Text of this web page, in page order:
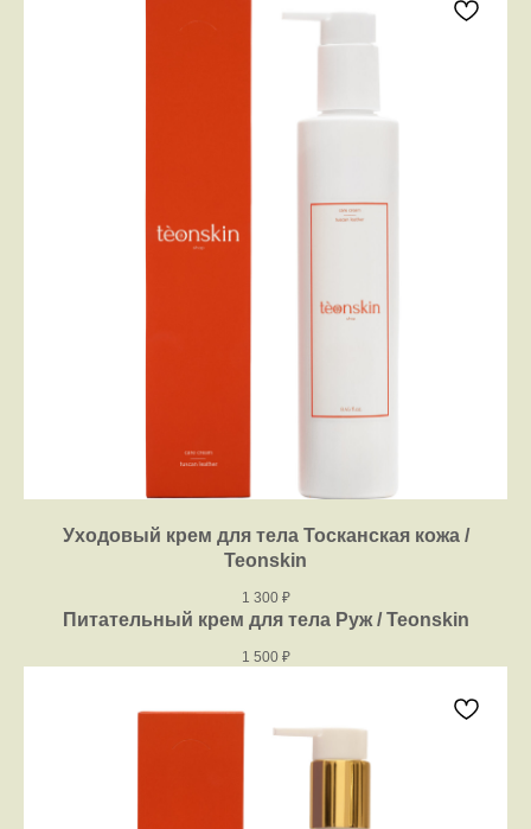
Уходовый крем для тела Тосканская кожа /
Teonskin
1 300 ₽
Питательный крем для тела Руж / Teonskin
1 500 ₽